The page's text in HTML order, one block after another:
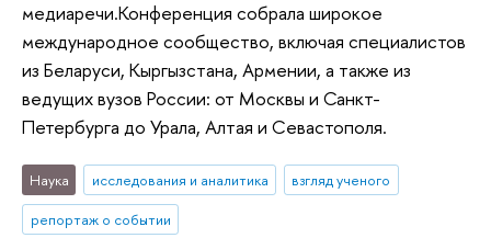
медиаречи.Конференция собрала широкое
международное сообщество, включая специалистов
из Беларуси, Кыргызстана, Армении, а также из
ведущих вузов России: от Москвы и Санкт-
Петербурга до Урала, Алтая и Севастополя.
Наука исследования и аналитика
взгляд ученого
репортаж о событии